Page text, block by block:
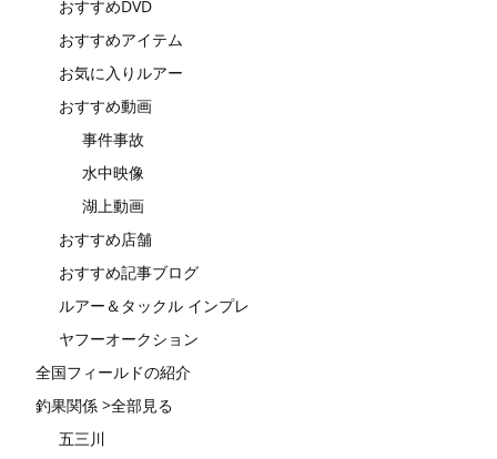
おすすめDVD
おすすめアイテム
お気に入りルアー
おすすめ動画
事件事故
水中映像
湖上動画
おすすめ店舗
おすすめ記事ブログ
ルアー＆タックル インプレ
ヤフーオークション
全国フィールドの紹介
釣果関係 >全部見る
五三川